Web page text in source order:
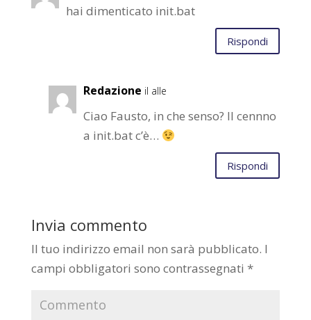
hai dimenticato init.bat
Rispondi
Redazione il alle
Ciao Fausto, in che senso? Il cennno
a init.bat c’è…
Rispondi
Invia commento
Il tuo indirizzo email non sarà pubblicato. I
campi obbligatori sono contrassegnati *